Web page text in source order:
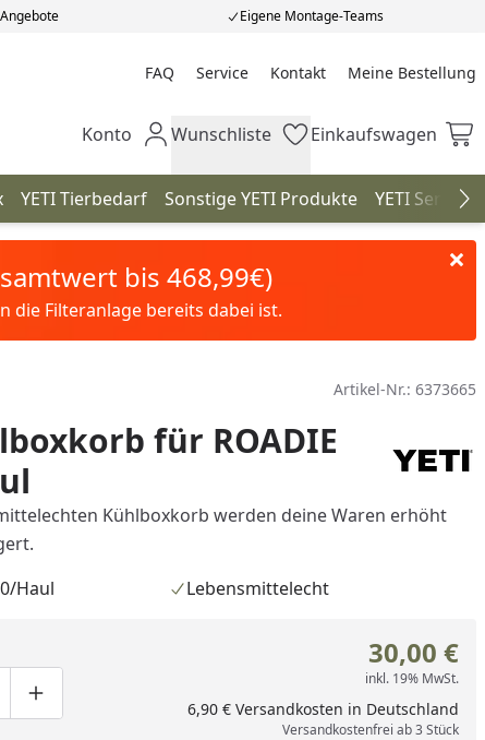
Eigene Montage-Teams
FAQ Service Kontakt Meine Bestellung
Meine Bestellung
Mein Konto
Konto Wunschliste
Wunschliste Einkaufswagen
Einkaufswagen
YETI Tierbedarf Sonstige YETI Produkte YETI Serien
bis 468,99€)
die Filteranlage bereits dabei ist.
Artikel-Nr.: 6373665
für ROADIE
Kühlboxkorb werden deine Waren erhöht
Haul
Lebensmittelecht
um eins verringern
manuell eingeben
Produktmenge um eins erhöhen
30,00 €
inkl. 19% MwSt.
6,90 € Versandkosten in Deutschland
Versandkostenfrei ab 3 Stück